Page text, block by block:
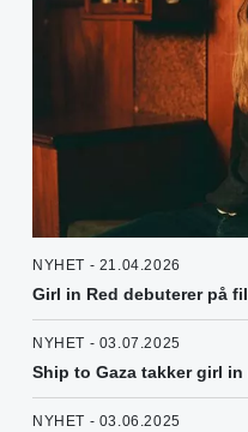
NYHET - 21.04.2026
Girl in Red debuterer på
NYHET - 03.07.2025
Ship to Gaza takker girl
NYHET - 03.06.2025